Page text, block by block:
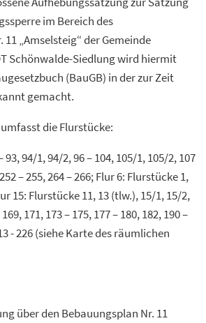
im Bereich des
„Amselsteig“ der Gemeinde
Schönwalde-Siedlung wird hiermit
(BauGB) in der zur Zeit
gemacht.
die Flurstücke:
94/1, 94/2, 96 – 104, 105/1, 105/2, 107
– 255, 264 – 266; Flur 6: Flurstücke 1,
15: Flurstücke 11, 13 (tlw.), 15/1, 15/2,
171, 173 – 175, 177 – 180, 182, 190 –
- 226 (siehe Karte des räumlichen
über den Bebauungsplan Nr. 11